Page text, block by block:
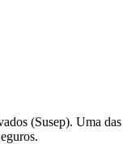
(Susep). Uma